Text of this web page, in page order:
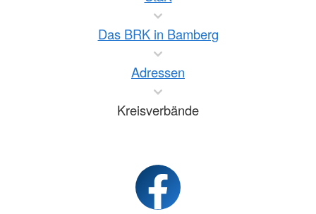
Das BRK in Bamberg
Adressen
Kreisverbände